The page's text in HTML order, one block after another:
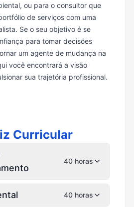
ou para o consultor que
de serviços com uma
Se o seu objetivo é se
para tomar decisões
um agente de mudança na
você encontrará a visão
sua trajetória profissional.
Curricular
40 horas
40 horas